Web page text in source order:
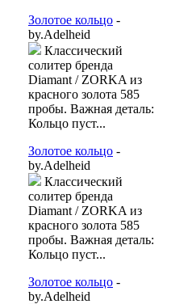
Золотое кольцо -
by.Adelheid
Классический
солитер бренда
Diamant / ZORKA из
красного золота 585
пробы. Важная деталь:
Кольцо пуст...
Золотое кольцо -
by.Adelheid
Классический
солитер бренда
Diamant / ZORKA из
красного золота 585
пробы. Важная деталь:
Кольцо пуст...
Золотое кольцо -
by.Adelheid